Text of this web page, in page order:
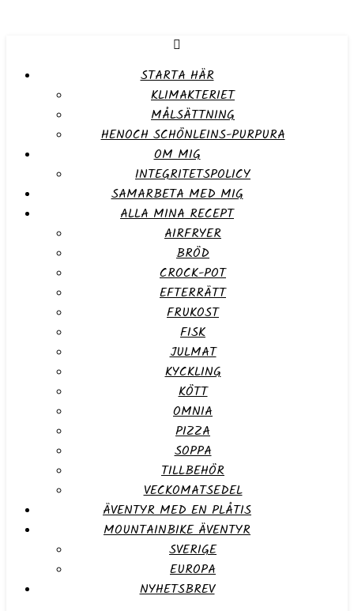
STARTA HÄR
KLIMAKTERIET
MÅLSÄTTNING
HENOCH SCHÖNLEINS-PURPURA
OM MIG
INTEGRITETSPOLICY
SAMARBETA MED MIG
ALLA MINA RECEPT
AIRFRYER
BRÖD
CROCK-POT
EFTERRÄTT
FRUKOST
FISK
JULMAT
KYCKLING
KÖTT
OMNIA
PIZZA
SOPPA
TILLBEHÖR
VECKOMATSEDEL
ÄVENTYR MED EN PLÅTIS
MOUNTAINBIKE ÄVENTYR
SVERIGE
EUROPA
NYHETSBREV